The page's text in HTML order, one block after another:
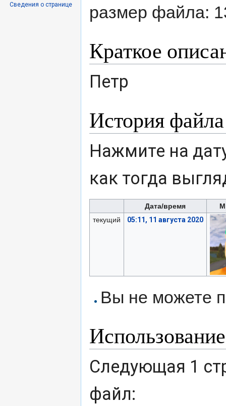
размер файла:
Краткое
Петр
История файла
Нажмите на
как тогда
Дата/время
текущий
05:11, 11 августа 2020
Вы не можете
Следующая 1
файл:
Сведения о странице